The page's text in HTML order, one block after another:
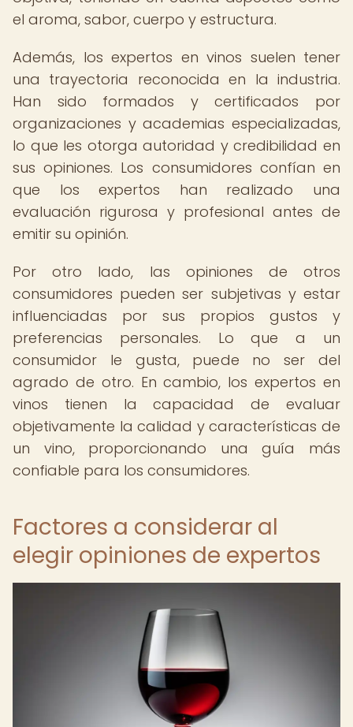
el aroma, sabor, cuerpo y estructura.
Además, los expertos en vinos suelen tener
una trayectoria reconocida en la industria.
Han sido formados y certificados por
organizaciones y academias especializadas,
lo que les otorga autoridad y credibilidad en
sus opiniones. Los consumidores confían en
que los expertos han realizado una
evaluación rigurosa y profesional antes de
emitir su opinión.
Por otro lado, las opiniones de otros
consumidores pueden ser subjetivas y estar
influenciadas por sus propios gustos y
preferencias personales. Lo que a un
consumidor le gusta, puede no ser del
agrado de otro. En cambio, los expertos en
vinos tienen la capacidad de evaluar
objetivamente la calidad y características de
un vino, proporcionando una guía más
confiable para los consumidores.
Factores a considerar al
elegir opiniones de expertos